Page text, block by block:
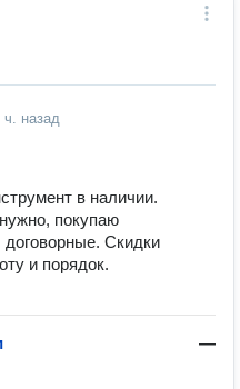
ч. назад
в наличии.
покупаю
Скидки
и порядок.
—